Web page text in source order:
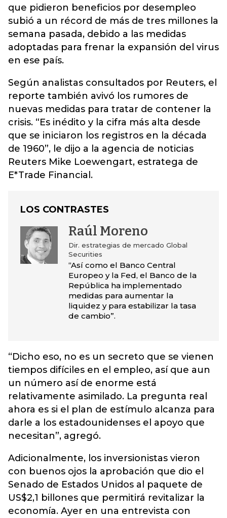
que pidieron beneficios por desempleo
subió a un récord de más de tres millones la
semana pasada, debido a las medidas
adoptadas para frenar la expansión del virus
en ese país.
Según analistas consultados por Reuters, el
reporte también avivó los rumores de
nuevas medidas para tratar de contener la
crisis. “Es inédito y la cifra más alta desde
que se iniciaron los registros en la década
de 1960”, le dijo a la agencia de noticias
Reuters Mike Loewengart, estratega de
E*Trade Financial.
LOS CONTRASTES
Raúl Moreno
Dir. estrategias de mercado Global
Securities
“Así como el Banco Central
Europeo y la Fed, el Banco de la
República ha implementado
medidas para aumentar la
liquidez y para estabilizar la tasa
de cambio”.
“Dicho eso, no es un secreto que se vienen
tiempos difíciles en el empleo, así que aun
un número así de enorme está
relativamente asimilado. La pregunta real
ahora es si el plan de estímulo alcanza para
darle a los estadounidenses el apoyo que
necesitan”, agregó.
Adicionalmente, los inversionistas vieron
con buenos ojos la aprobación que dio el
Senado de Estados Unidos al paquete de
US$2,1 billones que permitirá revitalizar la
economía. Ayer en una entrevista con